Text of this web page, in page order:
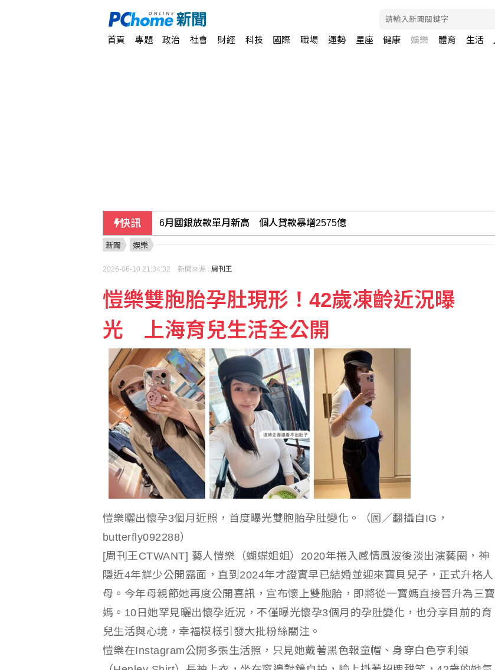
首頁 專題 政治 社會 財經 科技 國際 職場 運勢 星座 健康 娛樂 體育 生活
快訊 6月國銀放款單月新高 個人貸款暴增2575億
行員勾結地政士收回扣 15家銀行60多人涉案
新聞 娛樂
2026-06-10 21:34:32 新聞來源 : 周刊王
愷樂雙胞胎孕肚現形！42歲凍齡近況曝
光 上海育兒生活全公開
愷樂曬出懷孕3個月近照，首度曝光雙胞胎孕肚變化。（圖／翻攝自IG，
butterfly092288）
[周刊王CTWANT] 藝人愷樂（蝴蝶姐姐）2020年捲入感情風波後淡出演藝圈，神
隱近4年鮮少公開露面，直到2024年才證實早已結婚並迎來寶貝兒子，正式升格人
母。今年母親節她再度公開喜訊，宣布懷上雙胞胎，即將從一寶媽直接晉升為三寶
媽。10日她罕見曬出懷孕近況，不僅曝光懷孕3個月的孕肚變化，也分享目前的育
兒生活與心境，幸福模樣引發大批粉絲關注。
愷樂在Instagram公開多張生活照，只見她戴著黑色報童帽、身穿白色亨利領